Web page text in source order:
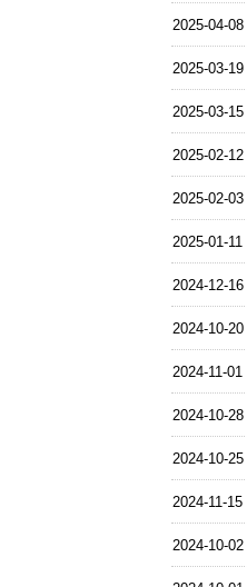
2025-04-08
2025-03-19
2025-03-15
2025-02-12
2025-02-03
2025-01-11
2024-12-16
2024-10-20
2024-11-01
2024-10-28
2024-10-25
2024-11-15
2024-10-02